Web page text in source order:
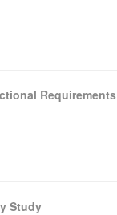
Requirements
Study